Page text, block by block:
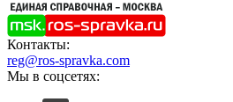
Контакты:
reg@ros-spravka.com
Мы в соцсетях: